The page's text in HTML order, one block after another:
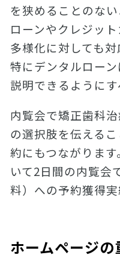
を狭めることのな
ローンやクレジッ
多様化に対しても対
特にデンタルロー
説明できるようにす
内覧会で矯正歯科
の選択肢を伝える
約にもつながりま
いて2日間の内覧会
料）への予約獲得実
ホームページの